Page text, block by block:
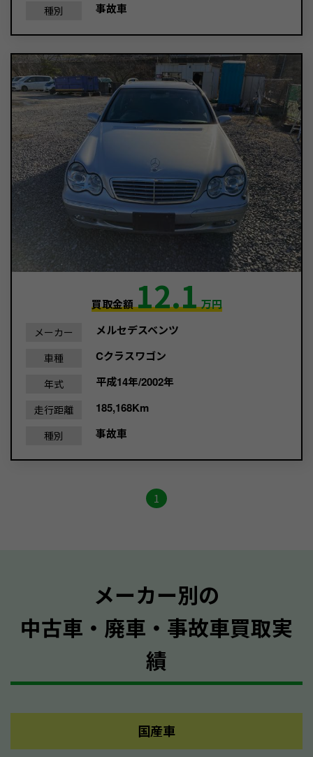
種別 事故車
買取金額12.1万円
メーカー メルセデスベンツ
車種 Cクラスワゴン
年式 平成14年/2002年
走行距離 185,168Km
種別 事故車
1
メーカー別の
中古車・廃車・事故車買取実
績
国産車